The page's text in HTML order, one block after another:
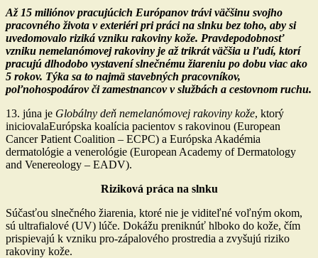
Až 15 miliónov pracujúcich Európanov trávi väčšinu svojho
pracovného života v exteriéri pri práci na slnku bez toho, aby si
uvedomovalo riziká vzniku rakoviny kože. Pravdepodobnosť
vzniku nemelanómovej rakoviny je až trikrát väčšia u ľudí, ktorí
pracujú dlhodobo vystavení slnečnému žiareniu po dobu viac ako
5 rokov. Týka sa to najmä stavebných pracovníkov,
poľnohospodárov či zamestnancov v službách a cestovnom ruchu.
13. júna je Globálny deň nemelanómovej rakoviny kože, ktorý
iniciovalaEurópska koalícia pacientov s rakovinou (European
Cancer Patient Coalition – ECPC) a Európska Akadémia
dermatológie a venerológie (European Academy of Dermatology
and Venereology – EADV).
Riziková práca na slnku
Súčasťou slnečného žiarenia, ktoré nie je viditeľné voľným okom,
sú ultrafialové (UV) lúče. Dokážu preniknúť hlboko do kože, čím
prispievajú k vzniku pro-zápalového prostredia a zvyšujú riziko
rakoviny kože.